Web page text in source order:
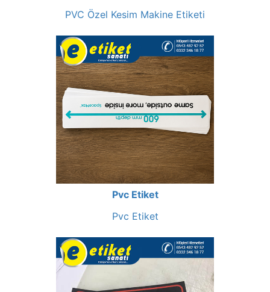
PVC Özel Kesim Makine Etiketi
Pvc Etiket
Pvc Etiket